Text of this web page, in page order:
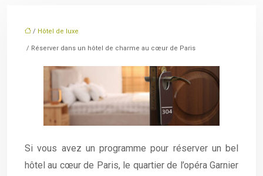
/ Hôtel de luxe
/ Réserver dans un hôtel de charme au cœur de Paris
Si vous avez un programme pour réserver un bel
hôtel au cœur de Paris, le quartier de l’opéra Garnier